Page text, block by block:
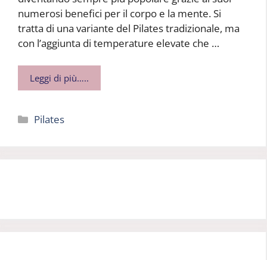
numerosi benefici per il corpo e la mente. Si
tratta di una variante del Pilates tradizionale, ma
con l’aggiunta di temperature elevate che …
Leggi di più…..
Categorie
Pilates